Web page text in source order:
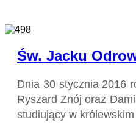
Św. Jacku
Dnia 30 stycznia 2016
Ryszard Znój oraz
studiujący w